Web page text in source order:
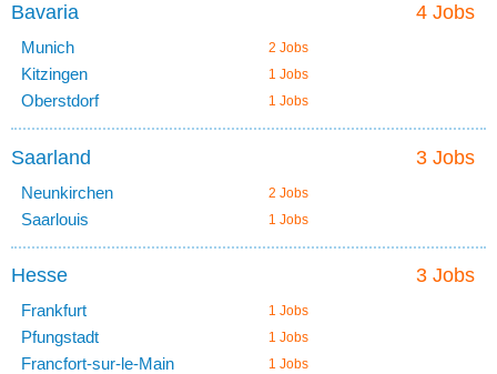
4 Jobs
Bavaria
Munich 2 Jobs
Kitzingen 1 Jobs
Oberstdorf 1 Jobs
3 Jobs
Saarland
Neunkirchen 2 Jobs
Saarlouis 1 Jobs
3 Jobs
Hesse
Frankfurt 1 Jobs
Pfungstadt 1 Jobs
Francfort-sur-le-Main 1 Jobs